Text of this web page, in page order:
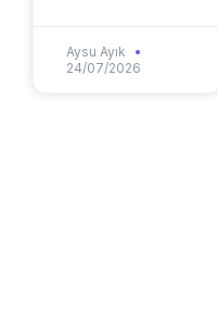
Aysu Ayık
24/07/2026